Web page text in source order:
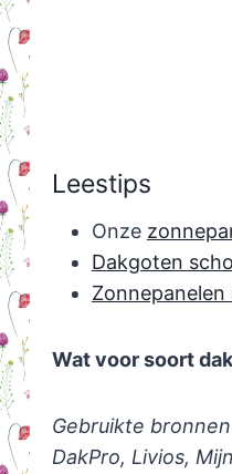
Leestips
Onze
Dakgoten
Wat voor soort
Gebruikte
DakPro, Livios,